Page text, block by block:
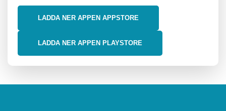
LADDA NER APPEN APPSTORE
LADDA NER APPEN PLAYSTORE